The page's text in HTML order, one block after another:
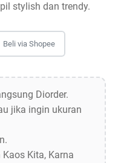
stylish dan trendy.
Beli via Shopee
Diorder.
jika ingin ukuran
Kita, Karna